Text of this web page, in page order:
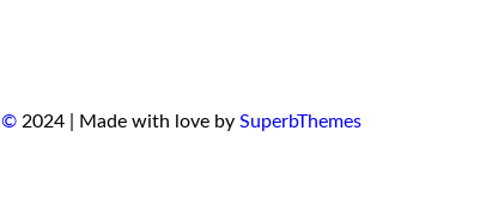
©2024 | Made with love by SuperbThemes